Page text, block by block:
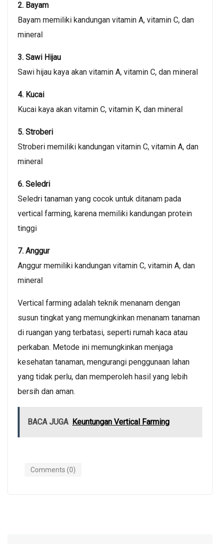
2. Bayam
Bayam memiliki kandungan vitamin A, vitamin C, dan
mineral
3. Sawi Hijau
Sawi hijau kaya akan vitamin A, vitamin C, dan mineral
4. Kucai
Kucai kaya akan vitamin C, vitamin K, dan mineral
5. Stroberi
Stroberi memiliki kandungan vitamin C, vitamin A, dan
mineral
6. Seledri
Seledri tanaman yang cocok untuk ditanam pada
vertical farming, karena memiliki kandungan protein
tinggi
7. Anggur
Anggur memiliki kandungan vitamin C, vitamin A, dan
mineral
Vertical farming adalah teknik menanam dengan
susun tingkat yang memungkinkan menanam tanaman
di ruangan yang terbatasi, seperti rumah kaca atau
perkaban. Metode ini memungkinkan menjaga
kesehatan tanaman, mengurangi penggunaan lahan
yang tidak perlu, dan memperoleh hasil yang lebih
bersih dan aman.
BACA JUGA Keuntungan Vertical Farming
Comments (0)